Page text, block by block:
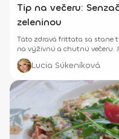
Tip na večeru:
zeleninou
Táto zdravá frittata sa stane
na výživnú a chutnú večeru.
Lucia Súkeníková